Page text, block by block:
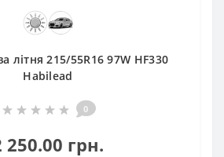
літня 215/55R16 97W HF330
Habilead
0
250.00 грн.